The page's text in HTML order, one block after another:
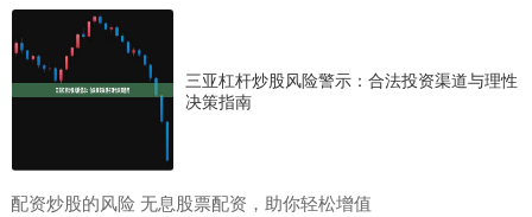
三亚杠杆炒股风险警示：合法投资渠道与理性
决策指南
​配资炒股的风险 无息股票配资，助你轻松增值